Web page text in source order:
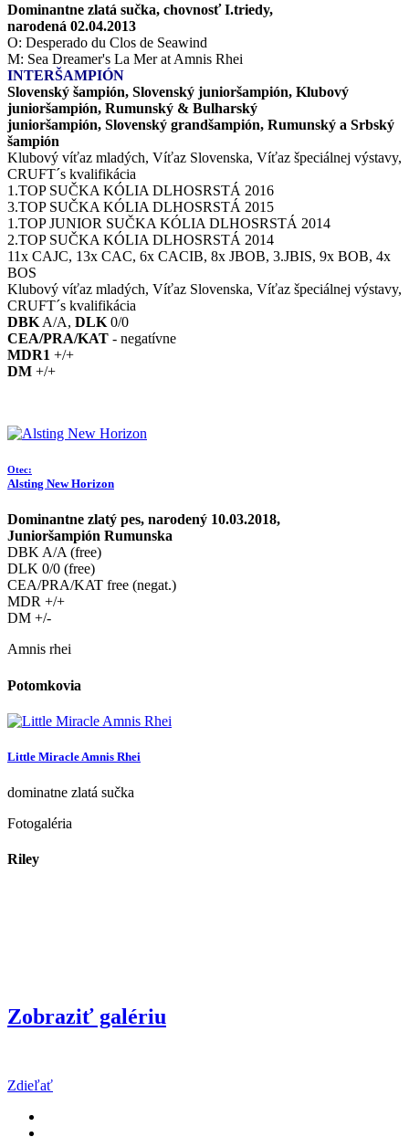
Dominantne zlatá sučka, chovnosť I.triedy,
narodená 02.04.2013
O: Desperado du Clos de Seawind
M: Sea Dreamer's La Mer at Amnis Rhei
INTERŠAMPIÓN
Slovenský šampión, Slovenský junioršampión, Klubový
junioršampión, Rumunský & Bulharský
junioršampión, Slovenský grandšampión, Rumunský a Srbský
šampión
Klubový víťaz mladých, Víťaz Slovenska, Víťaz špeciálnej výstavy,
CRUFT´s kvalifikácia
1.TOP SUČKA KÓLIA DLHOSRSTÁ 2016
3.TOP SUČKA KÓLIA DLHOSRSTÁ 2015
1.TOP JUNIOR SUČKA KÓLIA DLHOSRSTÁ 2014
2.TOP SUČKA KÓLIA DLHOSRSTÁ 2014
11x CAJC, 13x CAC, 6x CACIB, 8x JBOB, 3.JBIS, 9x BOB, 4x
BOS
Klubový víťaz mladých, Víťaz Slovenska, Víťaz špeciálnej výstavy,
CRUFT´s kvalifikácia
DBK A/A, DLK 0/0
CEA/PRA/KAT - negatívne
MDR1 +/+
DM +/+
Otec:
Alsting New Horizon
Dominantne zlatý pes, narodený 10.03.2018,
Junioršampión Rumunska
DBK A/A (free)
DLK 0/0 (free)
CEA/PRA/KAT free (negat.)
MDR +/+
DM +/-
Amnis rhei
Potomkovia
Little Miracle Amnis Rhei
dominatne zlatá sučka
Fotogaléria
Riley
Zobraziť galériu
Zdieľať